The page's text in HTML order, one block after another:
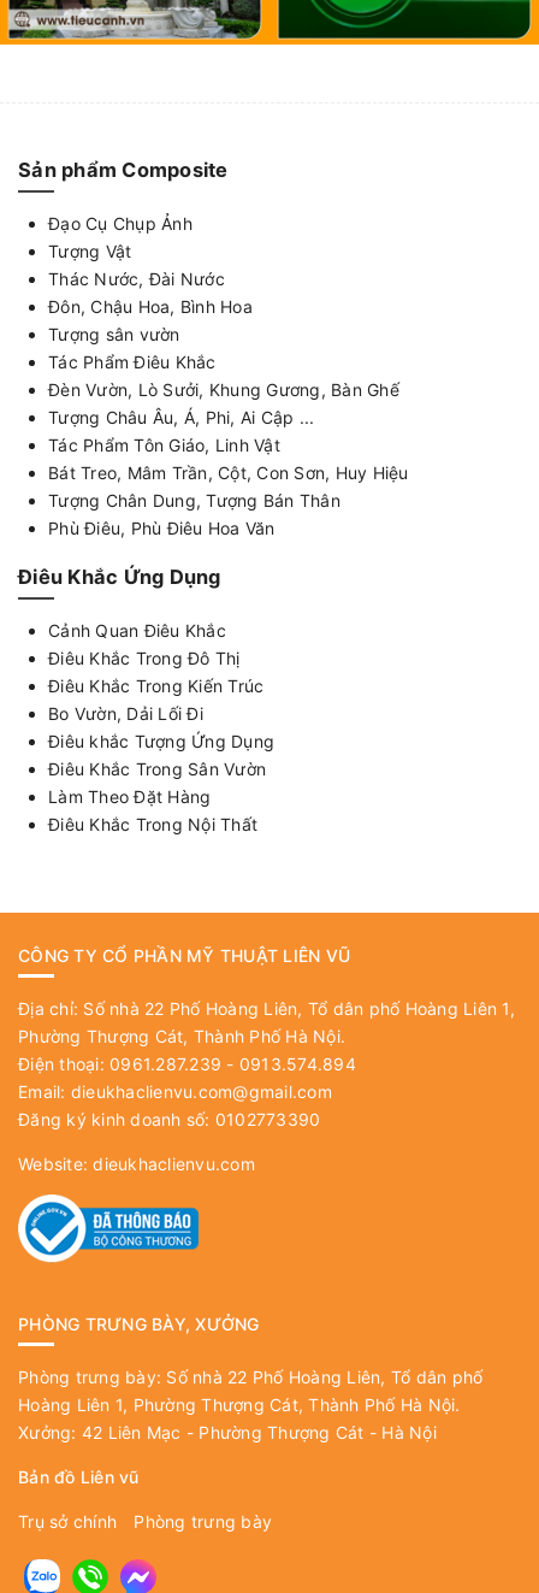
Sản phẩm Composite
Đạo Cụ Chụp Ảnh
Tượng Vật
Thác Nước, Đài Nước
Đôn, Chậu Hoa, Bình Hoa
Tượng sân vườn
Tác Phẩm Điêu Khắc
Đèn Vườn, Lò Sưởi, Khung Gương, Bàn Ghế
Tượng Châu Âu, Á, Phi, Ai Cập ...
Tác Phẩm Tôn Giáo, Linh Vật
Bát Treo, Mâm Trần, Cột, Con Sơn, Huy Hiệu
Tượng Chân Dung, Tượng Bán Thân
Phù Điêu, Phù Điêu Hoa Văn
Điêu Khắc Ứng Dụng
Cảnh Quan Điêu Khắc
Điêu Khắc Trong Đô Thị
Điêu Khắc Trong Kiến Trúc
Bo Vườn, Dải Lối Đi
Điêu khắc Tượng Ứng Dụng
Điêu Khắc Trong Sân Vườn
Làm Theo Đặt Hàng
Điêu Khắc Trong Nội Thất
CÔNG TY CỔ PHẦN MỸ THUẬT LIÊN VŨ
Địa chỉ: Số nhà 22 Phố Hoàng Liên, Tổ dân phố Hoàng Liên 1,
Phường Thượng Cát, Thành Phố Hà Nội.
Điện thoại: 0961.287.239 - 0913.574.894
Email: dieukhaclienvu.com@gmail.com
Đăng ký kinh doanh số: 0102773390
Website:dieukhaclienvu.com
PHÒNG TRƯNG BÀY, XƯỞNG
Phòng trưng bày: Số nhà 22 Phố Hoàng Liên, Tổ dân phố
Hoàng Liên 1, Phường Thượng Cát, Thành Phố Hà Nội.
Xưởng: 42 Liên Mạc - Phường Thượng Cát - Hà Nội
Bản đồ Liên vũ
Trụ sở chính Phòng trưng bày